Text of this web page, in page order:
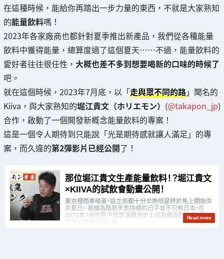
在這種時候，能給你再踏出一步力量的東西，不就是大家熟知
的能量飲料嗎！
2023年各家廠商也都針對夏季推出新產品，我們從各種能量
飲料中獲得能量，總算度過了這個夏天……不過，能量飲料的
愛好者往往很任性， 大概也差不多到想要喝新的口味的時候了
吧。
就在這個時候，2023年7月底，以「走與眾不同的路」聞名的
Kiiva，與大家熟知的堀江貴文（ホリエモン） (@takapon_jp)
合作，啟動了一個開發新概念能量飲料的專案！
這是一個令人期待到只能說「光是期待感就讓人滿足」的專
案，而久違的第2彈影片已經公開了！